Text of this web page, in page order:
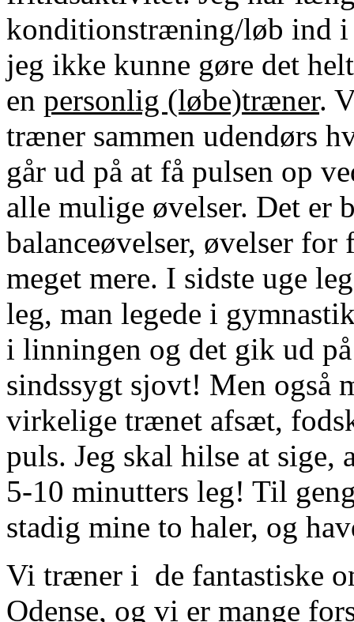
konditionstræning/løb ind i
jeg ikke kunne gøre det
en personlig (løbe)træner.
træner sammen udendørs
går ud på at få pulsen op
alle mulige øvelser. Det er
balanceøvelser, øvelser
meget mere. I sidste uge
leg, man legede i
i linningen og det gik ud
sindssygt sjovt! Men også
virkelige trænet afsæt,
puls. Jeg skal hilse at sige,
5-10 minutters leg! Til
stadig mine to haler, og
Vi træner i de fantastiske
Odense, og vi er mange